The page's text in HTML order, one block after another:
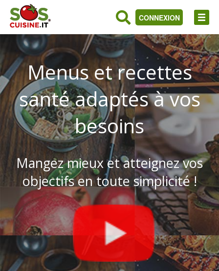
CONNEXION
Menus et recettes
santé adaptés à vos
besoins
Mangez mieux et atteignez vos
objectifs en toute simplicité !